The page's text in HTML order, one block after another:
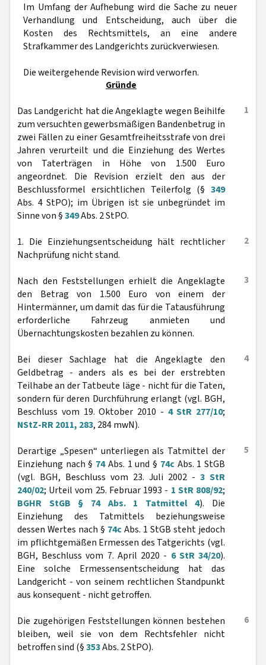
Im Umfang der Aufhebung wird die Sache zu neuer
Verhandlung und Entscheidung, auch über die
Kosten des Rechtsmittels, an eine andere
Strafkammer des Landgerichts zurückverwiesen.
Die weitergehende Revision wird verworfen.
Gründe
1
Das Landgericht hat die Angeklagte wegen Beihilfe
zum versuchten gewerbsmäßigen Bandenbetrug in
zwei Fällen zu einer Gesamtfreiheitsstrafe von drei
Jahren verurteilt und die Einziehung des Wertes
von Taterträgen in Höhe von 1.500 Euro
angeordnet. Die Revision erzielt den aus der
Beschlussformel ersichtlichen Teilerfolg (§ 349
Abs. 4 StPO); im Übrigen ist sie unbegründet im
Sinne von §349Abs. 2 StPO.
2
1. Die Einziehungsentscheidung hält rechtlicher
Nachprüfung nicht stand.
3
Nach den Feststellungen erhielt die Angeklagte
den Betrag von 1.500 Euro von einem der
Hintermänner, um damit das für die Tatausführung
erforderliche Fahrzeug anmieten und
Übernachtungskosten bezahlen zu können.
4
Bei dieser Sachlage hat die Angeklagte den
Geldbetrag - anders als es bei der erstrebten
Teilhabe an der Tatbeute läge - nicht für die Taten,
sondern für deren Durchführung erlangt (vgl. BGH,
Beschluss vom 19. Oktober 2010 - 4 StR 277/10;
NStZ-RR 2011, 283, 284 mwN).
5
Derartige „Spesen“ unterliegen als Tatmittel der
Einziehung nach § 74Abs. 1 und § 74cAbs. 1 StGB
(vgl. BGH, Beschluss vom 23. Juli 2002 - 3 StR
240/02; Urteil vom 25. Februar 1993 - 1 StR 808/92;
BGHR StGB § 74 Abs. 1 Tatmittel 4). Die
Einziehung des Tatmittels beziehungsweise
dessen Wertes nach § 74cAbs. 1 StGB steht jedoch
im pflichtgemäßen Ermessen des Tatgerichts (vgl.
BGH, Beschluss vom 7. April 2020 - 6 StR 34/20).
Eine solche Ermessensentscheidung hat das
Landgericht - von seinem rechtlichen Standpunkt
aus konsequent - nicht getroffen.
6
Die zugehörigen Feststellungen können bestehen
bleiben, weil sie von dem Rechtsfehler nicht
betroffen sind (§353Abs. 2 StPO).